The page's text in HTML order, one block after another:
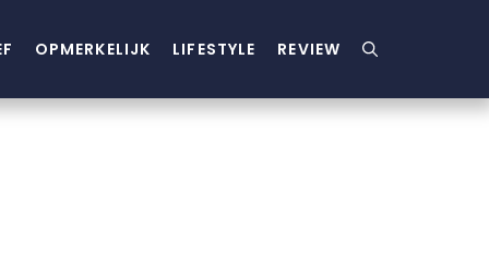
OPMERKELIJK LIFESTYLE REVIEW